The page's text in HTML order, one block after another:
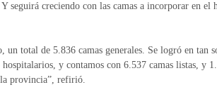
seguirá creciendo con las camas a incorporar en el
total de 5.836 camas generales. Se logró en tan
y contamos con 6.537 camas listas, y
provincia”, refirió.